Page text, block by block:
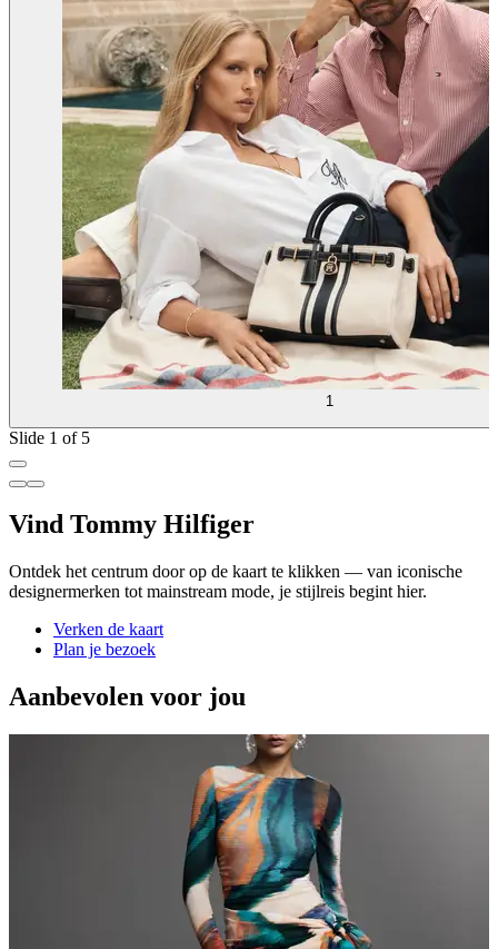
1
Slide 1 of 5
Vind Tommy Hilfiger
Ontdek het centrum door op de kaart te klikken — van iconische
designermerken tot mainstream mode, je stijlreis begint hier.
Verken de kaart
Plan je bezoek
Aanbevolen voor jou